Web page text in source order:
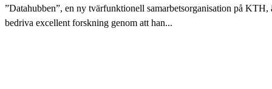
”Datahubben”, en ny tvärfunktionell samarbetsorganisation på
bedriva excellent forskning genom att han...